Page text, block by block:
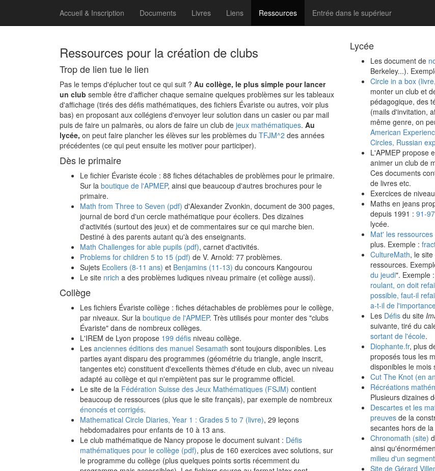
Accueil & Inscription Documents Livres Liens Ressources Entrée dans le supérieur
Ressources pour la création de clubs
Trop de lien tue le lien
Pas le temps d'éplucher tout ce qui suit ? Au collège, le plus simple pour lancer
un club semble être d'afficher chaque semaine quelques problèmes sur les tableaux
d'affichage (tirés des défis mathématiques, des fichiers Évariste ou autres, voir plus
bas) en proposant aux collégiens d'envoyer leur solution dans un casier ou par mail
puis de faire un palmarès, ou alors de faire un club de jeux mathématiques. Au
lycée, on peut faire plancher les élèves sur les problèmes du TFJM^2 des années
précédentes (ce qui peut ensuite les motiver pour participer).
Dès le primaire
Le fichier Évariste école : 88 fiches détachables de problèmes pour le primaire.
Sur la boutique de l'APMEP, ainsi que beaucoup d'autres brochures pour le
primaire.
Math from Three to Seven (pdf) d'Alexander Zvonkin, document de 300 pages,
journal de bord d'un cercle mathématique pour écoliers. Des dizaines
d'activités (surtout des jeux) et de commentaires sur ce qui marche bien.
Destiné à des parents autant qu'à des enseignants.
Math Challenges for able pupils (pdf), carnet d'activités.
Problems for children 5 to 15 (pdf) de V. Arnold: 77 problèmes.
Sujets Ecoliers (8-11 ans) et Benjamins (11-13) du concours Kangourou
Le site nrich a des problèmes ludiques niveau primaire (et collège aussi).
Collège
Les fichiers Évariste collège : fiches détachables de problèmes pour le collège,
par niveaux. Sur la boutique de l'APMEP. Très utilisés pour monter des "clubs
Évariste" dans de nombreux collèges.
L'IREM de Lyon propose 199 défis niveau collège.
Les anciennes éditions des manuel Sesamath sont toujours disponibles. Les
parties ayant disparu des programmes (géométrie du triangle, angle inscrit,
tangentes etc) constituent d'excellents thèmes d'étude en club, avec un niveau
adapté au collège et qui n'empiètent pas sur le programme officiel.
Le site de la Fédération Suisse des Jeux Mathématiques (FSJM) contient
beaucoup de ressources (plus que le site français), par exemple de nombreux
énoncés et corrigés.
Mathematical Circle Diaries, Year 1 : Grades 5 to 7 (livre), 29 leçons
hebdomadaires pour enfants de 10 à 13 ans.
Le club mathématique de Nancy propose le document suivant : Défis
mathématiques pour le collège (pdf), plus de 160 exercices avec solutions, sur
le programme du collège (plus quelques points sortis récemment du
Lycée
Les document de
Berkeley...).
Circle in a box
monter un club et
pédagogique, des
(mails d'invitation,
même genre, on
American
Circles, Russian
L'APMEP propose
animer un club de
Ces documents
de livres etc.
Exercices de niveau
Maths en jeans
depuis 1991 : 91-97
lycée.
Mat' les ressources
plus. Exemple :
CultureMath, le
ressources.
du jeudi". Exemple :
roulant, on doit
possible, faut-il
a-t-il de
Les Défis du site
suivante, tiré du
sortant de l'école.
Diophante.fr, plus
proposés tous les
disponibles le mois
Cut The Knot (en
Récréations
Plusieurs dizaines
Descartes et les
preuves de la
secantes hors de
Chronomath (site)
ainsi
milieu d'un
Site de Gérard